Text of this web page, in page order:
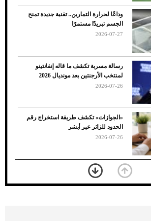
لون البنطلون المناسب للقميص
وداعًا لحرارة التمارين.. تقنية جديدة تمنح
الجسم تبريدًا مستمرًا
2026-07-27
رسالة مسربة تكشف ما قاله إنفانتينو
لمنتخب الأرجنتين بعد مونديال 2026
2026-07-26
«الجوازات» تكشف طريقة استخراج رقم
الحدود للزائر عبر أبشر
2026-07-26
بعد 7 أشهر من تعرضه لحادث مروع.. جوشوا
يفوز على برينغا بـ"الضربة القاضية" (فيديو)